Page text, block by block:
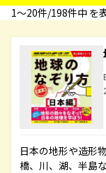
1〜20件/198件中 を
日本の地形や造形
橋、川、湖、半島